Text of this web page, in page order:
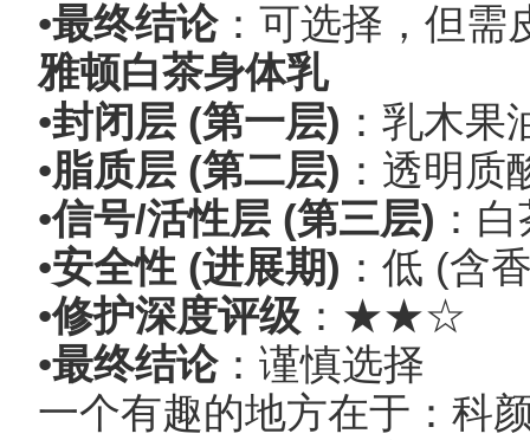
•最终结论：可选择，但需
雅顿白茶身体乳
•封闭层 (第一层) ：乳木果
•脂质层 (第二层) ：透明
•信号/活性层 (第三层) ：
•安全性 (进展期) ：低 (含
•修护深度评级 ：★★☆
•最终结论：谨慎选择
一个有趣的地方在于：科